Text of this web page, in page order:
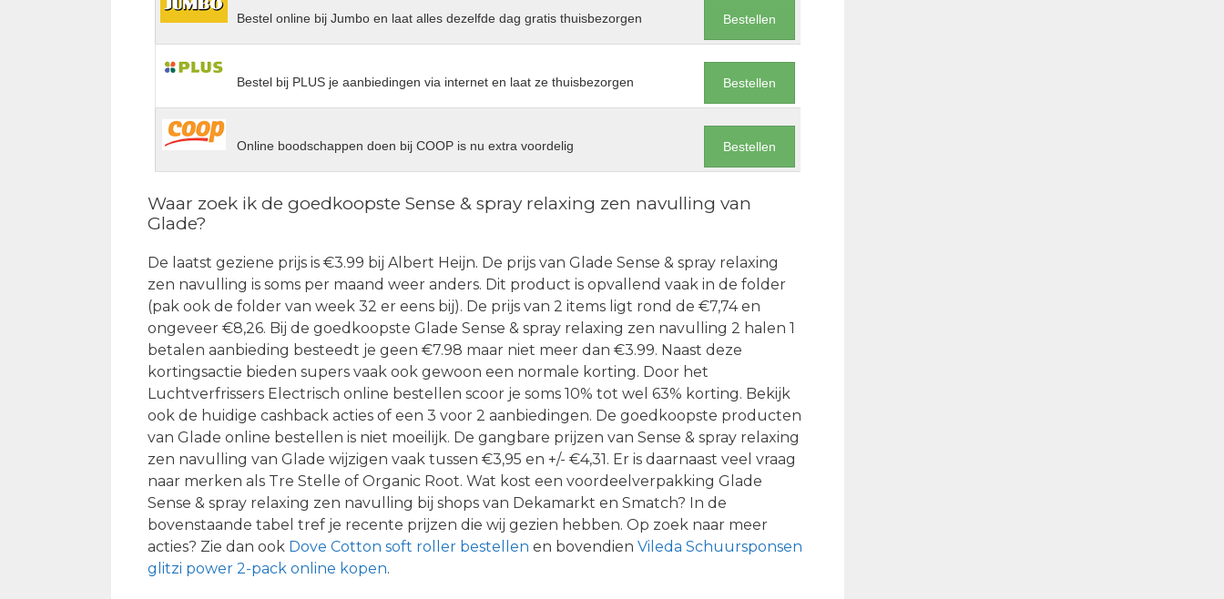
Bestel online bij Jumbo en laat alles dezelfde dag gratis thuisbezorgen Bestellen
Bestel bij PLUS je aanbiedingen via internet en laat ze thuisbezorgen Bestellen
Online boodschappen doen bij COOP is nu extra voordelig Bestellen
Waar zoek ik de goedkoopste Sense & spray relaxing zen navulling van
Glade?
De laatst geziene prijs is €3.99 bij Albert Heijn. De prijs van Glade Sense & spray relaxing
zen navulling is soms per maand weer anders. Dit product is opvallend vaak in de folder
(pak ook de folder van week 32 er eens bij). De prijs van 2 items ligt rond de €7,74 en
ongeveer €8,26. Bij de goedkoopste Glade Sense & spray relaxing zen navulling 2 halen 1
betalen aanbieding besteedt je geen €7.98 maar niet meer dan €3.99. Naast deze
kortingsactie bieden supers vaak ook gewoon een normale korting. Door het
Luchtverfrissers Electrisch online bestellen scoor je soms 10% tot wel 63% korting. Bekijk
ook de huidige cashback acties of een 3 voor 2 aanbiedingen. De goedkoopste producten
van Glade online bestellen is niet moeilijk. De gangbare prijzen van Sense & spray relaxing
zen navulling van Glade wijzigen vaak tussen €3,95 en +/- €4,31. Er is daarnaast veel vraag
naar merken als Tre Stelle of Organic Root. Wat kost een voordeelverpakking Glade
Sense & spray relaxing zen navulling bij shops van Dekamarkt en Smatch? In de
bovenstaande tabel tref je recente prijzen die wij gezien hebben. Op zoek naar meer
acties? Zie dan ook Dove Cotton soft roller bestellen en bovendien Vileda Schuursponsen
glitzi power 2-pack online kopen.